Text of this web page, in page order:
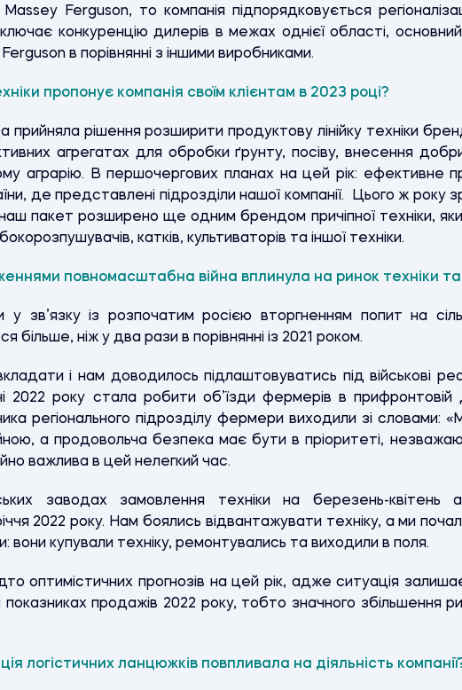
Ferguson, то компанія підпорядковується
конкуренцію дилерів в межах однієї області,
в порівнянні з іншими виробниками.
пропонує компанія своїм клієнтам в 2023 році?
прийняла рішення розширити продуктову лінійку техніки
агрегатах для обробки ґрунту, посіву, внесення
аграрію. В першочергових планах на цей рік: ефективне
де представлені підрозділи нашої компанії. Цього ж року
пакет розширено ще одним брендом причіпної техніки,
катків, культиваторів та іншої техніки.
повномасштабна війна вплинула на ринок техніки та
зв’язку із розпочатим росією вторгненням попит на
більше, ніж у два рази в порівнянні із 2021 роком.
і нам доводилось підлаштовуватись під військові
2022 року стала робити об’їзди фермерів в прифронтовій
регіонального підрозділу фермери виходили зі словами:
а продовольча безпека має бути в пріоритеті,
важлива в цей нелегкий час.
заводах замовлення техніки на березень-квітень
2022 року. Нам боялись відвантажувати техніку, а ми
вони купували техніку, ремонтувались та виходили в поля.
оптимістичних прогнозів на цей рік, адже ситуація
показниках продажів 2022 року, тобто значного збільшення
логістичних ланцюжків повпливала на діяльність